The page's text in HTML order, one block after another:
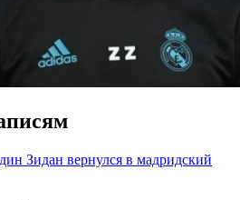
Зидан вернулся в мадридский